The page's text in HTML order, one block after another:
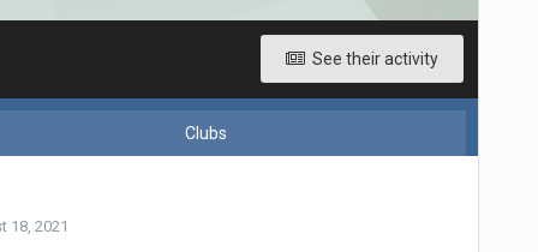
See their activity
Clubs
18, 2021